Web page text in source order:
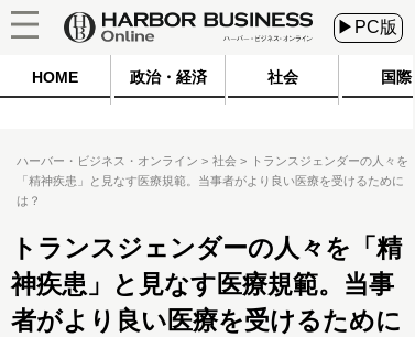
▶PC版
HOME 政治・経済 社会 国際
ハーバー・ビジネス・オンライン 社会
トランスジェンダーの人々を
「精神疾患」と見なす医療規範。当事者がより良い医療を受けるために
は？
トランスジェンダーの人々を「精
神疾患」と見なす医療規範。当事
者がより良い医療を受けるために